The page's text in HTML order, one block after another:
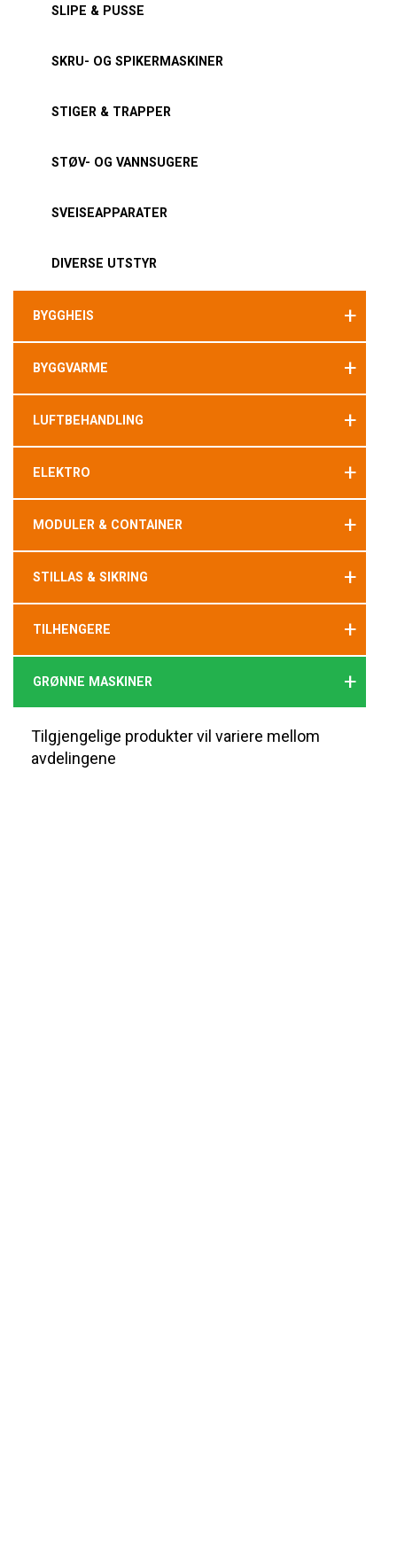
SLIPE & PUSSE
SKRU- OG SPIKERMASKINER
STIGER & TRAPPER
STØV- OG VANNSUGERE
SVEISEAPPARATER
DIVERSE UTSTYR
BYGGHEIS +
BYGGVARME +
LUFTBEHANDLING +
ELEKTRO +
MODULER & CONTAINER +
STILLAS & SIKRING +
TILHENGERE +
GRØNNE MASKINER +
Tilgjengelige produkter vil variere mellom
avdelingene